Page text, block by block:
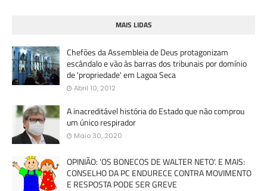
MAIS LIDAS
Chefões da Assembleia de Deus protagonizam
escândalo e vão às barras dos tribunais por domínio
de 'propriedade' em Lagoa Seca
Abril 10, 2012
A inacreditável história do Estado que não comprou
um único respirador
Maio 30, 2020
OPINIÃO: 'OS BONECOS DE WALTER NETO'. E MAIS:
CONSELHO DA PC ENDURECE CONTRA MOVIMENTO
E RESPOSTA PODE SER GREVE